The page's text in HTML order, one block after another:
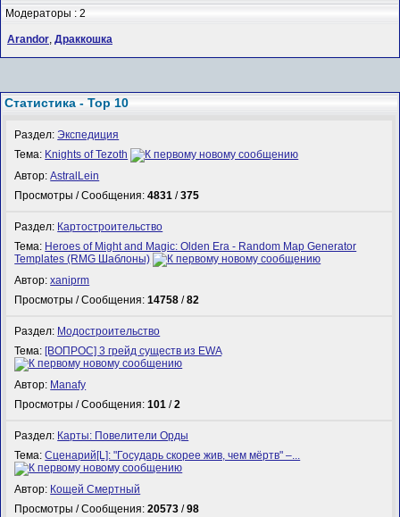
Модераторы : 2
Arandor, Драккошка
Статистика - Top 10
Раздел:Экспедиция
Тема: Knights of Tezoth
Автор:AstralLein
Просмотры / Сообщения:4831 /375
Раздел: Картостроительство
Тема: Heroes of Might and Magic: Olden Era - Random Map Generator
Templates (RMG Шаблоны)
Автор:xaniprm
Просмотры / Сообщения:14758 /82
Раздел: Модостроительство
Тема: [ВОПРОС] 3 грейд существ из EWA
Автор: Manafy
Просмотры / Сообщения:101 /2
Раздел: Карты: Повелители Орды
Тема:Сценарий[L]: "Государь скорее жив, чем мёртв" –...
Автор: Кощей Смертный
Просмотры / Сообщения:20573 /98